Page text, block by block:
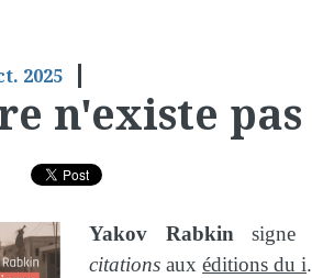
2025
n'existe pas
Yakov Rabkinsigne
citations auxéditions du i.